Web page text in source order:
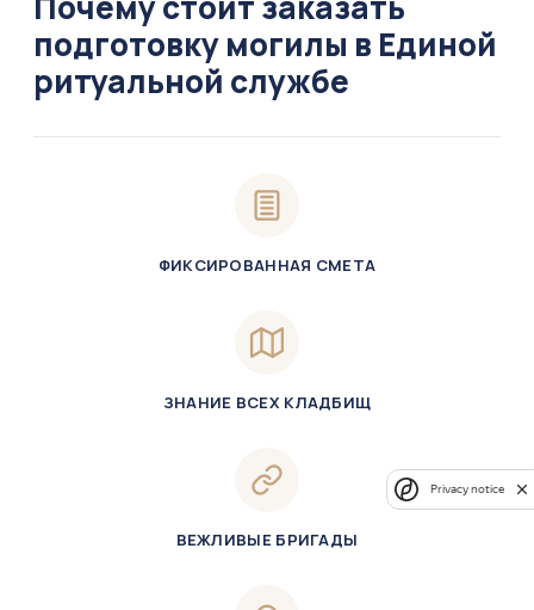
подготовку могилы в Единой
ритуальной службе
ФИКСИРОВАННАЯ СМЕТА
ЗНАНИЕ ВСЕХ КЛАДБИЩ
ВЕЖЛИВЫЕ БРИГАДЫ
Privacy notice